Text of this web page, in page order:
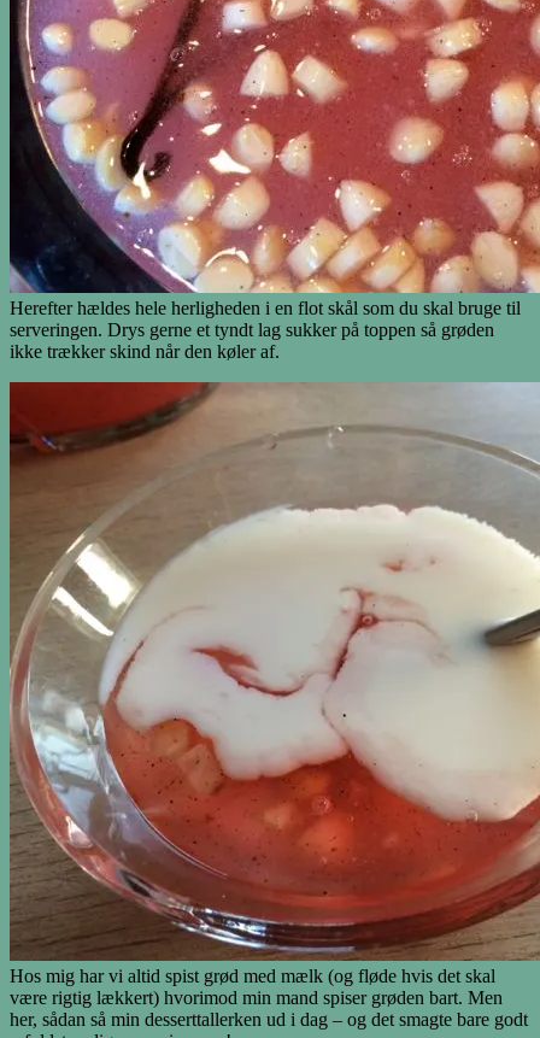
Herefter hældes hele herligheden i en flot skål som du skal bruge til
serveringen. Drys gerne et tyndt lag sukker på toppen så grøden
ikke trækker skind når den køler af.
Hos mig har vi altid spist grød med mælk (og fløde hvis det skal
være rigtig lækkert) hvorimod min mand spiser grøden bart. Men
her, sådan så min desserttallerken ud i dag – og det smagte bare godt